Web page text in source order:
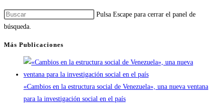
Pulsa Escape para cerrar el panel de
búsqueda.
Más Publicaciones
«Cambios en la estructura social de Venezuela», una nueva ventana
para la investigación social en el país